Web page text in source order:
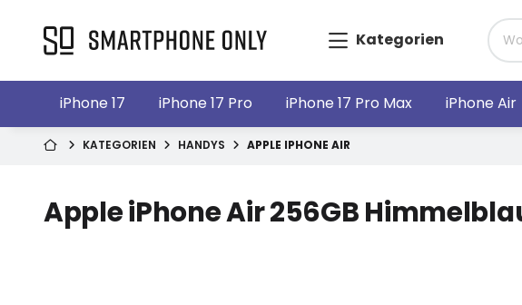
Kategorien
iPhone 17 iPhone 17 Pro iPhone 17 Pro Max iPhone Air
KATEGORIEN HANDYS APPLE IPHONE AIR
Apple iPhone Air 256GB